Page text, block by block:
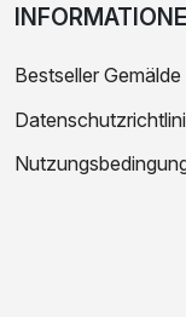
Bestseller Gemälde